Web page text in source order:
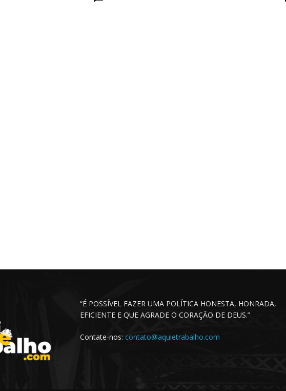
“É POSSÍVEL FAZER UMA POLÍTICA HONESTA, HONRADA,
EFICIENTE E QUE AGRADE O CORAÇÃO DE DEUS.”
Contate-nos: contato@aquietrabalho.com